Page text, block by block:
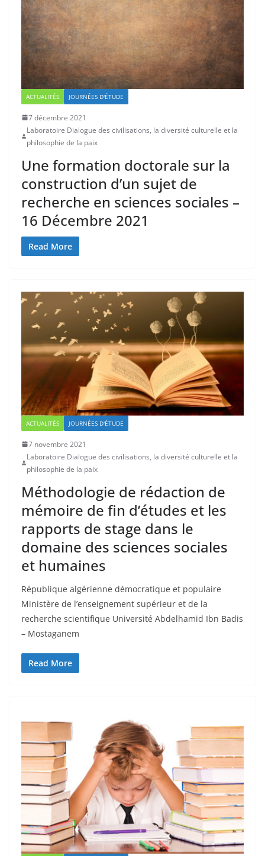
ACTUALITÉS JOURNÉES D'ÉTUDE
7 décembre 2021
Laboratoire Dialogue des civilisations, la diversité culturelle et la
philosophie de la paix
Une formation doctorale sur la
construction d’un sujet de
recherche en sciences sociales –
16 Décembre 2021
Read More
ACTUALITÉS JOURNÉES D'ÉTUDE
7 novembre 2021
Laboratoire Dialogue des civilisations, la diversité culturelle et la
philosophie de la paix
Méthodologie de rédaction de
mémoire de fin d’études et les
rapports de stage dans le
domaine des sciences sociales
et humaines
République algérienne démocratique et populaire
Ministère de l’enseignement supérieur et de la
recherche scientifique Université Abdelhamid Ibn Badis
– Mostaganem
Read More